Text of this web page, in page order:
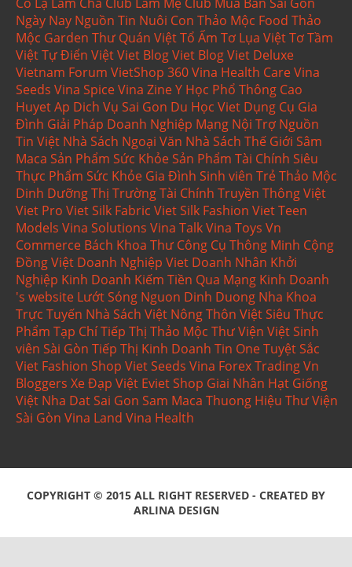
Ngày Nay Nguồn Tin Nuôi Con Thảo Mộc Food Thảo
Mộc Garden Thư Quán ViệtTổ Ấm Tơ Lụa ViệtTơ Tầm
ViệtTự Điển ViệtViet BlogViet BlogViet Deluxe
Vietnam Forum VietShop 360Vina Health CareVina
Seeds Vina SpiceVina ZineY Học Phổ Thông Cao
Huyet Ap Dich Vụ Sai Gon Du Học Viet Dụng Cụ Gia
Đình Giải Pháp Doanh Nghiệp Mạng Nội Trợ Nguồn
Tin Việt Nhà Sách Ngoại Văn Nhà Sách Thế Giới Sâm
Maca Sản Phẩm Sức KhỏeSản Phẩm Tài Chính Siêu
Thực Phẩm Sức Khỏe Gia Đình Sinh viên TrẻThảo Mộc
Dinh DưỡngThị Trường Tài Chính Truyền Thông Việt
Viet Pro Viet Silk Fabric Viet Silk Fashion Viet Teen
Models Vina Solutions Vina TalkVina Toys Vn
Commerce Bách Khoa Thư Công Cụ Thông Minh Cộng
Đồng Việt Doanh Nghiệp Viet Doanh Nhân Khởi
Nghiệp Kinh Doanh Kiếm Tiền Qua Mạng Kinh Doanh
's website Lướt Sóng Nguon Dinh Duong Nha Khoa
Trực Tuyến Nhà Sách Việt Nông Thôn ViệtSiêu Thực
Phẩm Tạp Chí Tiếp Thị Thảo Mộc Thư Viện ViệtSinh
viên Sài Gòn Tiếp Thị Kinh Doanh Tin OneTuyệt Sắc
Viet Fashion Shop Viet Seeds Vina Forex TradingVn
Bloggers Xe Đạp Việt Eviet Shop Giai Nhân Hạt Giống
Việt Nha Dat Sai Gon Sam Maca Thuong Hiệu Thư Viện
Sài Gòn Vina Land Vina Health
COPYRIGHT © 2015 ALL RIGHT RESERVED - CREATED BY
ARLINA DESIGN